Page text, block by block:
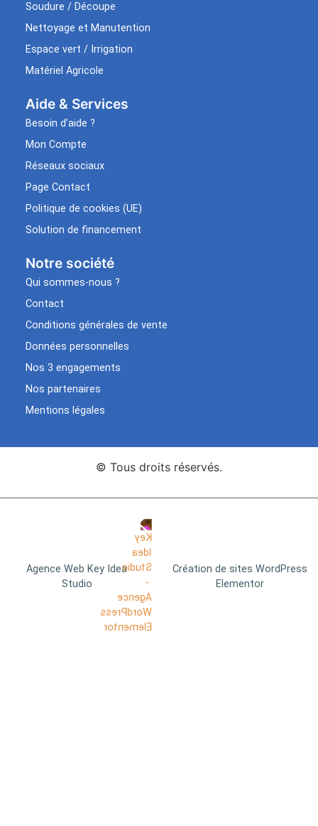
Soudure / Découpe
Nettoyage et Manutention
Espace vert / Irrigation
Matériel Agricole
Aide & Services​
Besoin d’aide ?
Mon Compte
Réseaux sociaux
Page Contact
Politique de cookies (UE)
Solution de financement
Notre société
Qui sommes-nous ?
Contact
Conditions générales de vente
Données personnelles
Nos 3 engagements
Nos partenaires
Mentions légales
© Tous droits réservés.
Agence Web Key Idea
Studio
Création de sites WordPress
Elementor